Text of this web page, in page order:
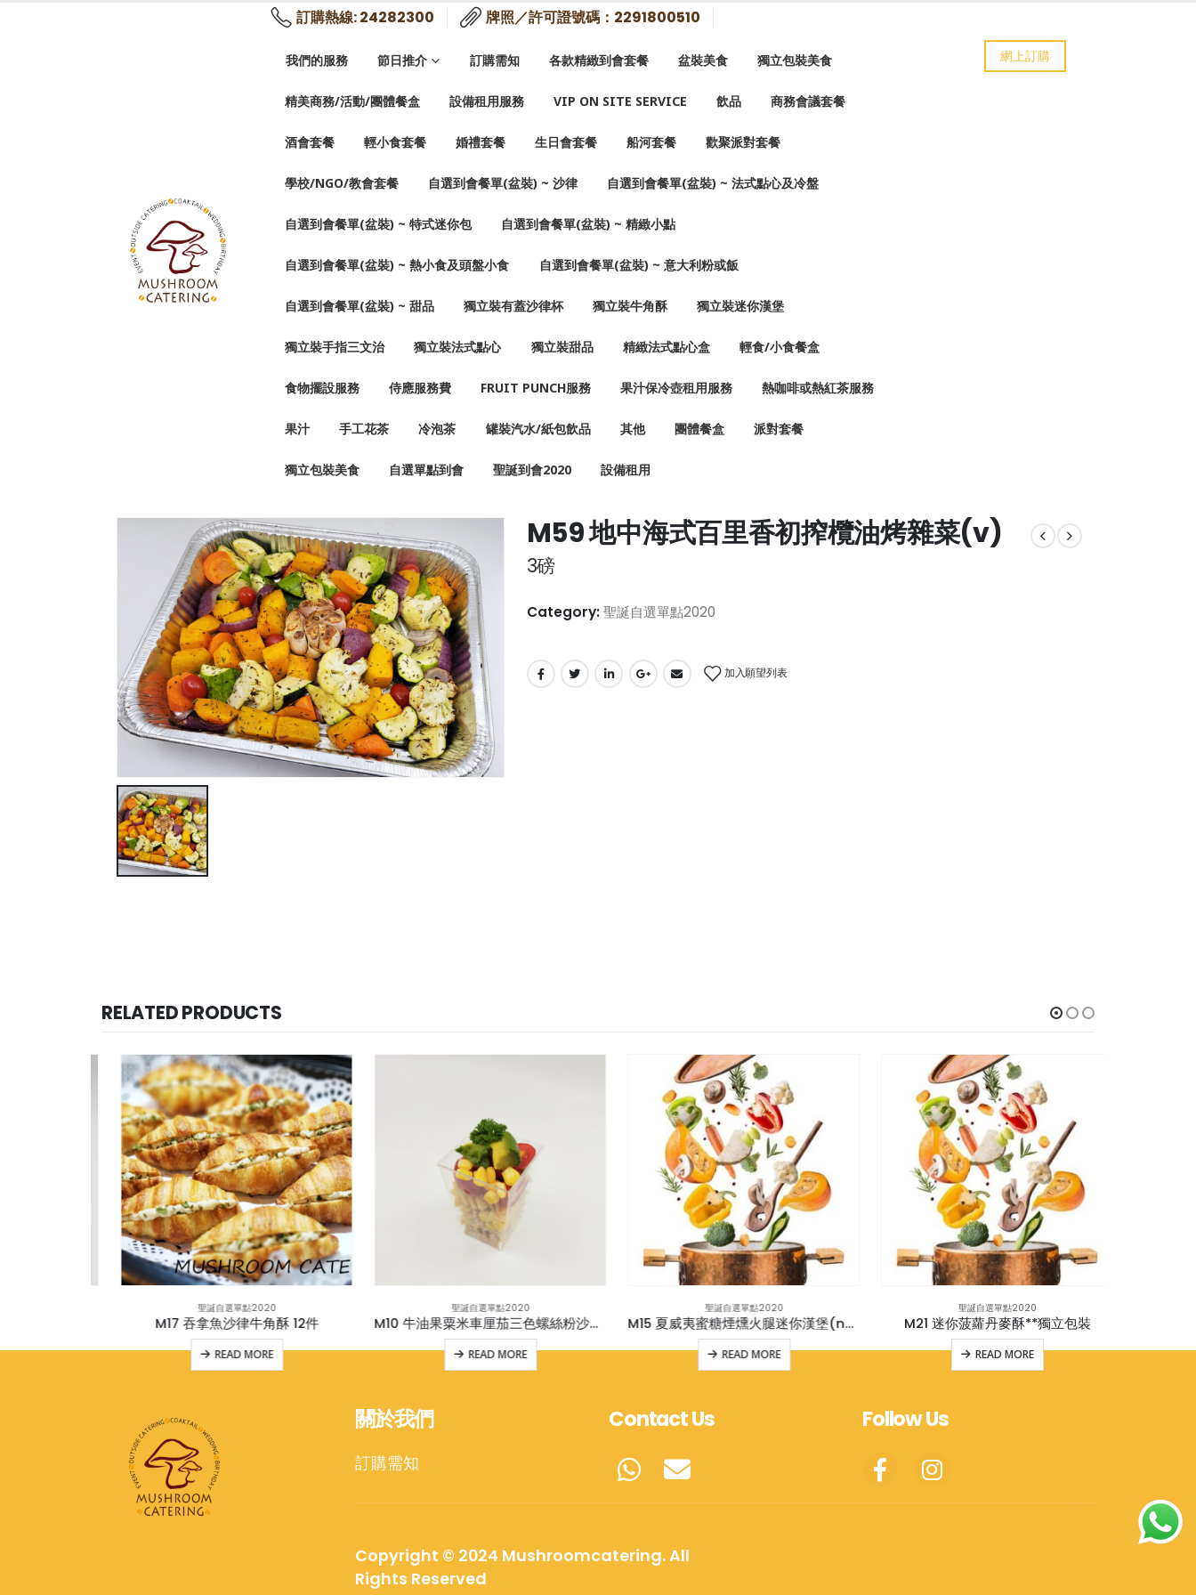
訂購熱線: 24282300 牌照／許可證號碼：2291800510
我們的服務 節日推介 訂購需知 各款精緻到會套餐 盆裝美食 獨立包裝美食
精美商務/活動/團體餐盒 設備租用服務 VIP ON SITE SERVICE 飲品 商務會議套餐
酒會套餐 輕小食套餐 婚禮套餐 生日會套餐 船河套餐 歡聚派對套餐
學校/NGO/教會套餐 自選到會餐單(盆裝) ~ 沙律 自選到會餐單(盆裝) ~ 法式點心及冷盤
自選到會餐單(盆裝) ~ 特式迷你包 自選到會餐單(盆裝) ~ 精緻小點
自選到會餐單(盆裝) ~ 熱小食及頭盤小食 自選到會餐單(盆裝) ~ 意大利粉或飯
自選到會餐單(盆裝) ~ 甜品 獨立裝有蓋沙律杯 獨立裝牛角酥 獨立裝迷你漢堡
獨立裝手指三文治 獨立裝法式點心 獨立裝甜品 精緻法式點心盒 輕食/小食餐盒
食物擺設服務 侍應服務費 FRUIT PUNCH服務 果汁保冷壺租用服務 熱咖啡或熱紅茶服務
果汁 手工花茶 冷泡茶 罐裝汽水/紙包飲品 其他 團體餐盒 派對套餐
獨立包裝美食 自選單點到會 聖誕到會2020 設備租用
網上訂購
M59 地中海式百里香初搾欖油烤雜菜(v)
3磅
Category:聖誕自選單點2020
加入願望列表
RELATED PRODUCTS
聖誕自選單點2020
M17 吞拿魚沙律牛角酥 12件
READ MORE
聖誕自選單點2020
M10 牛油果粟米車厘茄三色螺絲粉沙律杯(連蓋)配蜜糖芥末汁(v)
READ MORE
聖誕自選單點2020
M15 夏威夷蜜糖煙燻火腿迷你漢堡(new)
READ MORE
聖誕自選單點2020
M21 迷你菠蘿丹麥酥**獨立包裝
READ MORE
關於我們
訂購需知
Contact Us Follow Us
Copyright © 2024 Mushroomcatering. All
Rights Reserved